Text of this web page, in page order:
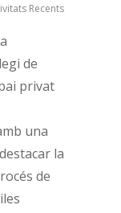
Recents
de
privat
una
la
de